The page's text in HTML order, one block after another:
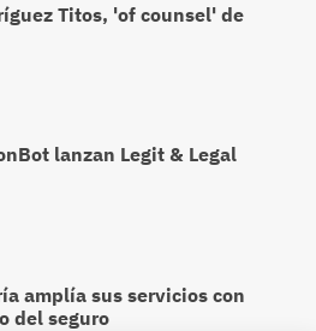
Titos, 'of counsel' de
lanzan Legit & Legal
amplía sus servicios con
del seguro